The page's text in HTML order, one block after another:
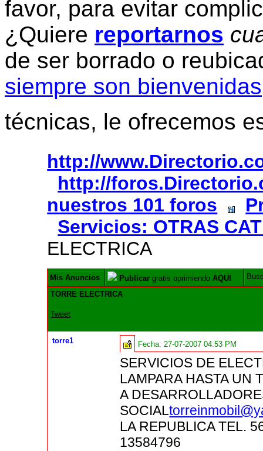
favor, para evitar
¿Quiere reportarnos
de ser borrado o
siempre son bienvenidas
técnicas, le ofrecemos
http://
http://
nuestros 101 foros
Servicios: OTRAS
ELECTRICA
Mis Anuncios Publicar gratis oprimiendoAQUI
TORRE ELECTRICA
Tweet
torre1 Fecha:27-07-2007 04:53 PM
SERVICIOS DE
LAMPARA HASTA UN
A
SOCIAL
LA REPUBLICA TEL.
13584796